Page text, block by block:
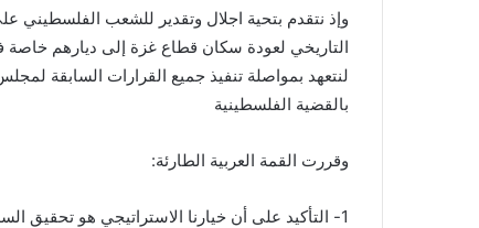
وإذ نتقدم بتحية اجلال وتقدير للشعب
التاريخي لعودة سكان قطاع غزة إلى ديارهم خاصة
لنتعهد بمواصلة تنفيذ جميع القرارات السابقة
بالقضية الفلسطينية
وقررت القمة العربية الطارئة:
1- التأكيد على أن خيارنا الاستراتيجي هو تحقيق